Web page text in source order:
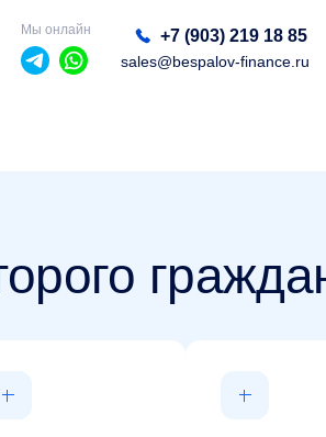
sales@bespalov-finance.ru
Мы онлайн +7 (903) 219 18 85